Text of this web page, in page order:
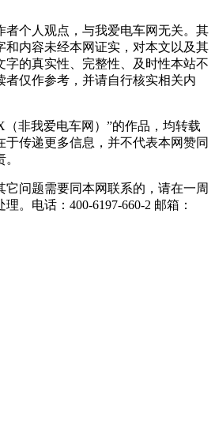
者个人观点，与我爱电车网无关。其
和内容未经本网证实，对本文以及其
字的真实性、完整性、及时性本站不
者仅作参考，并请自行核实相关内
非我爱电车网）”的作品，均转载
于传递更多信息，并不代表本网赞同
它问题需要同本网联系的，请在一周
。电话：400-6197-660-2 邮箱：